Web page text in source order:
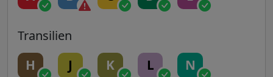
Transilien
H J K L N